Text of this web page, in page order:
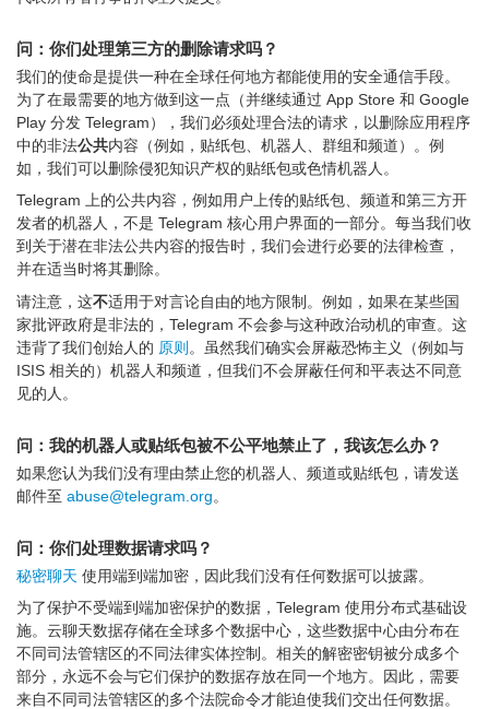
问：你们处理第三方的删除请求吗？
我们的使命是提供一种在全球任何地方都能使用的安全通信手段。
为了在最需要的地方做到这一点（并继续通过 App Store 和 Google
Play 分发 Telegram），我们必须处理合法的请求，以删除应用程序
中的非法公共内容（例如，贴纸包、机器人、群组和频道）。例
如，我们可以删除侵犯知识产权的贴纸包或色情机器人。
Telegram 上的公共内容，例如用户上传的贴纸包、频道和第三方开
发者的机器人，不是 Telegram 核心用户界面的一部分。每当我们收
到关于潜在非法公共内容的报告时，我们会进行必要的法律检查，
并在适当时将其删除。
请注意，这不适用于对言论自由的地方限制。例如，如果在某些国
家批评政府是非法的，Telegram 不会参与这种政治动机的审查。这
违背了我们创始人的 原则。虽然我们确实会屏蔽恐怖主义（例如与
ISIS 相关的）机器人和频道，但我们不会屏蔽任何和平表达不同意
见的人。
问：我的机器人或贴纸包被不公平地禁止了，我该怎么办？
如果您认为我们没有理由禁止您的机器人、频道或贴纸包，请发送
邮件至 abuse@telegram.org。
问：你们处理数据请求吗？
秘密聊天 使用端到端加密，因此我们没有任何数据可以披露。
为了保护不受端到端加密保护的数据，Telegram 使用分布式基础设
施。云聊天数据存储在全球多个数据中心，这些数据中心由分布在
不同司法管辖区的不同法律实体控制。相关的解密密钥被分成多个
部分，永远不会与它们保护的数据存放在同一个地方。因此，需要
来自不同司法管辖区的多个法院命令才能迫使我们交出任何数据。